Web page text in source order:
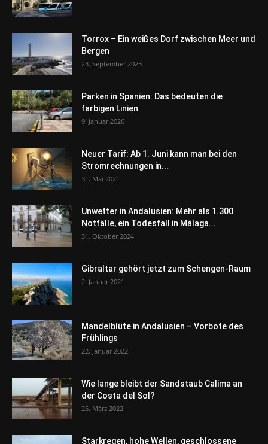
Torrox – Ein weißes Dorf zwischen Meer und
Bergen
23. September 2023
Parken in Spanien: Das bedeuten die
farbigen Linien
9. Januar 2026
Neuer Tarif: Ab 1. Juni kann man bei den
Stromrechnungen in...
31. Mai 2021
Unwetter in Andalusien: Mehr als 1.300
Notfälle, ein Todesfall in Málaga...
31. Oktober 2024
Gibraltar gehört jetzt zum Schengen-Raum
2. Januar 2021
Mandelblüte in Andalusien – Vorbote des
Frühlings
22. Januar 2022
Wie lange bleibt der Sandstaub Calima an
der Costa del Sol?
25. März 2022
Starkregen, hohe Wellen, geschlossene